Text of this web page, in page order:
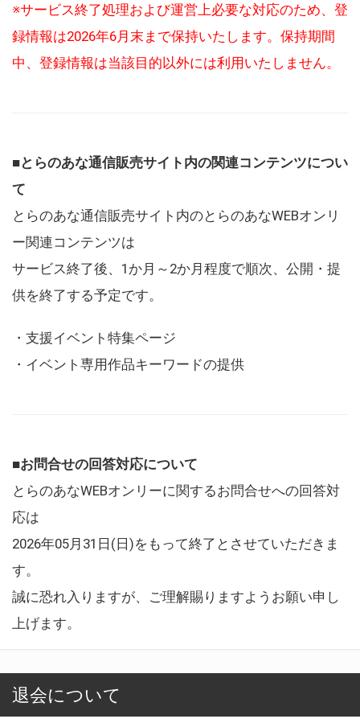
※サービス終了処理および運営上必要な対応のため、登
録情報は2026年6月末まで保持いたします。保持期間
中、登録情報は当該目的以外には利用いたしません。
■とらのあな通信販売サイト内の関連コンテンツについ
て
とらのあな通信販売サイト内のとらのあなWEBオンリ
ー関連コンテンツは
サービス終了後、1か月～2か月程度で順次、公開・提
供を終了する予定です。
・支援イベント特集ページ
・イベント専用作品キーワードの提供
■お問合せの回答対応について
とらのあなWEBオンリーに関するお問合せへの回答対
応は
2026年05月31日(日)をもって終了とさせていただきま
す。
誠に恐れ入りますが、ご理解賜りますようお願い申し
上げます。
退会について